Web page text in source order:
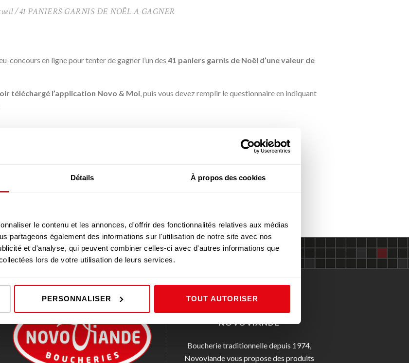
Détails À propos des cookies
le contenu et les annonces, d'offrir des fonctionnalités relatives aux médias
partageons également des informations sur l'utilisation de notre site avec nos
et d'analyse, qui peuvent combiner celles-ci avec d'autres informations que
lors de votre utilisation de leurs services.
PERSONNALISER TOUT AUTORISER
41 PANIERS GARNIS DE NOËL A GAGNER
concours en ligne pour tenter de gagner l’un des 41 paniers garnis de Noël d’une valeur de
téléchargé l’application Novo & Moi, puis vous devez remplir le questionnaire en indiquant
NOVOVIANDE
Boucherie traditionnelle depuis 1974,
Novoviande vous propose des produits